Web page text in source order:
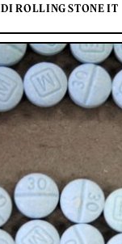
DI ROLLING STONE IT